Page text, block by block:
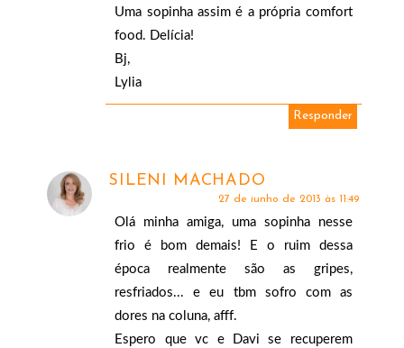
Uma sopinha assim é a própria comfort
food. Delícia!
Bj,
Lylia
Responder
SILENI MACHADO
27 de junho de 2013 às 11:49
Olá minha amiga, uma sopinha nesse
frio é bom demais! E o ruim dessa
época realmente são as gripes,
resfriados... e eu tbm sofro com as
dores na coluna, afff.
Espero que vc e Davi se recuperem